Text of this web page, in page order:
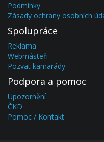
Podmínky
Zásady ochrany osobních
Spolupráce
Reklama
Webmásteři
Pozvat kamarády
Podpora a pomoc
Upozornění
ČKD
Pomoc / Kontakt